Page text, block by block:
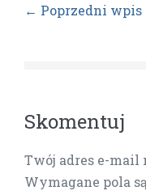
← Poprzedni wpis
Skomentuj
Twój adres e-mail
Wymagane pola